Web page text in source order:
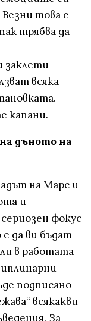
това е
трябва да
заклети
всяка
капани.
дъното на
на Марс и
и
фокус
да ви бъдат
в работата
подписано
всякакви
За